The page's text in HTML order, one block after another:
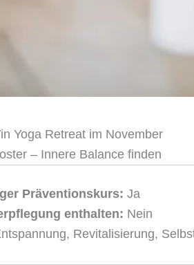
Yoga Retreat im November
– Innere Balance finden
Präventionskurs: Ja
enthalten: Nein
Revitalisierung,